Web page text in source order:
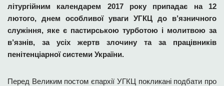
літургійним календарем 2017 року припадає на 12
лютого, днем особливої уваги УГКЦ до в’язничного
служіння, яке є пастирською турботою і молитвою за
в’язнів, за усіх жертв злочину та за працівників
пенітенціарної системи України.
Перед Великим постом єпархії УГКЦ покликані подбати про